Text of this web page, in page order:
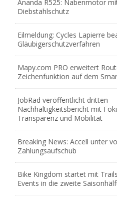
Ananda R525: Nabenmotor
Diebstahlschutz
Eilmeldung: Cycles Lapierre
Gläubigerschutzverfahren
Mapy.com PRO erweitert
Zeichenfunktion auf dem
JobRad veröffentlicht dritten
Nachhaltigkeitsbericht mit
Transparenz und Mobilität
Breaking News: Accell unter
Zahlungsaufschub
Bike Kingdom startet mit
Events in die zweite